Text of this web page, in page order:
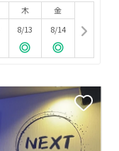
木
8/13
金
8/14